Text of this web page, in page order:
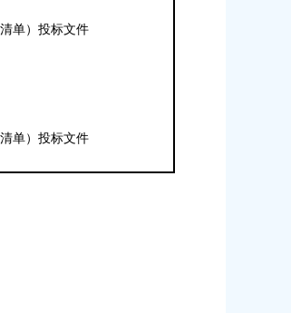
单）投标文件
单）投标文件